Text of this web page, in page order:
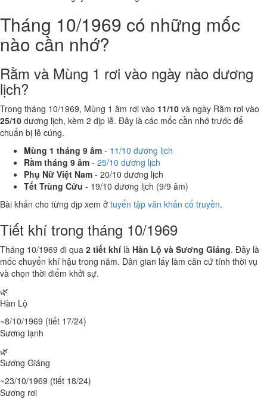
Tháng 10/1969 có những mốc
nào cần nhớ?
Rằm và Mùng 1 rơi vào ngày nào dương
lịch?
Trong tháng 10/1969, Mùng 1 âm rơi vào 11/10 và ngày Rằm rơi vào
25/10 dương lịch, kèm 2 dịp lễ. Đây là các mốc cần nhớ trước để
chuẩn bị lễ cúng.
Mùng 1 tháng 9 âm - 11/10 dương lịch
Rằm tháng 9 âm - 25/10 dương lịch
Phụ Nữ Việt Nam - 20/10 dương lịch
Tết Trùng Cửu - 19/10 dương lịch (9/9 âm)
Bài khấn cho từng dịp xem ở tuyển tập văn khấn cổ truyền.
Tiết khí trong tháng 10/1969
Tháng 10/1969 đi qua 2 tiết khí là Hàn Lộ và Sương Giáng. Đây là
mốc chuyển khí hậu trong năm. Dân gian lấy làm căn cứ tính thời vụ
và chọn thời điểm khởi sự.
🌿
Hàn Lộ
~8/10/1969 (tiết 17/24)
Sương lạnh
🌿
Sương Giáng
~23/10/1969 (tiết 18/24)
Sương rơi